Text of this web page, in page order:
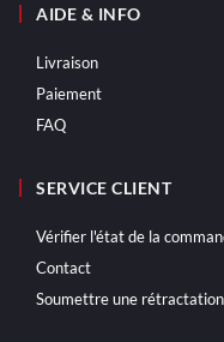
AIDE & INFO
Livraison
Paiement
FAQ
SERVICE CLIENT
Vérifier l'état de la
Contact
Soumettre une rétractation